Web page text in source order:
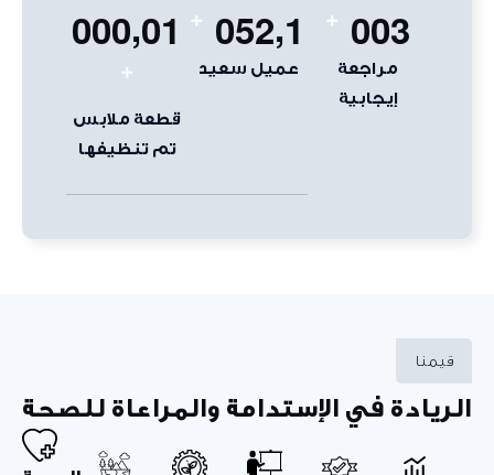
1
0
,
0
0
0
+
قطعة ملابس
تم تنظيفها
1
,
2
5
0
+
عميل سعيد
3
0
0
+
مراجعة
إيجابية
قيمنا
الريادة في الإستدامة والمراعاة للصحة